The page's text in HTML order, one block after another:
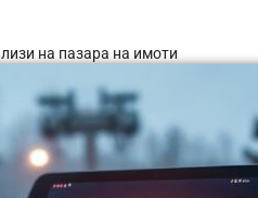
на пазара на имоти